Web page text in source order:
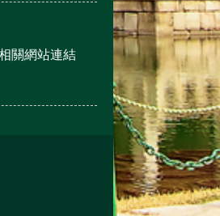
關網站連結